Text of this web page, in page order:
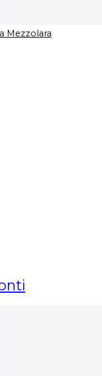
Mezzolara